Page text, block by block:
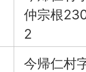
仲宗根
2
今帰仁村